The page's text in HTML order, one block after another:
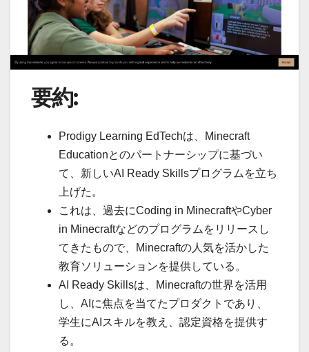
要約:
Prodigy Learning EdTechは、Minecraft
Educationとのパートナーシップに基づい
て、新しいAI Ready Skillsプログラムを立ち
上げた。
これは、過去にCoding in MinecraftやCyber
in Minecraftなどのプログラムをリリースし
てきたもので、Minecraftの人気を活かした
教育ソリューションを提供している。
AI Ready Skillsは、Minecraftの世界を活用
し、AIに焦点を当てたプロダクトであり、
学生にAIスキルを教え、認定資格を提供す
る。